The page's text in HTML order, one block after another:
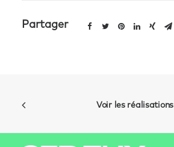
Partager
Voir les réalisations